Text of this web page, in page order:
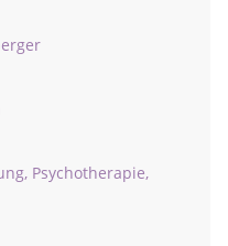
Psychotherapie,